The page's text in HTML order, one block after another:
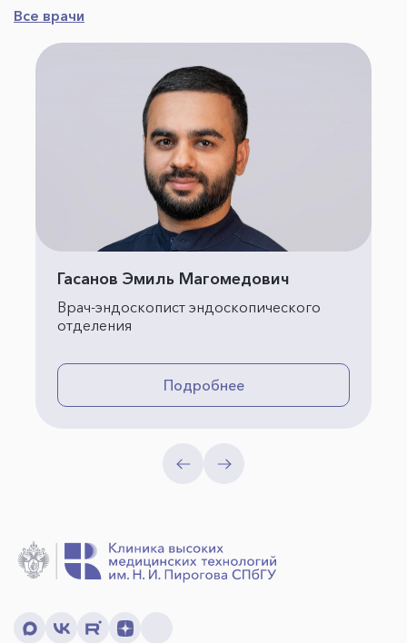
Все врачи
Гасанов Эмиль Магомедович
Врач-эндоскопист эндоскопического
отделения
Подробнее